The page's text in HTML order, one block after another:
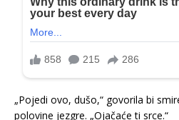
„Pojedi ovo, dušo,“ govorila bi
polovine jezgre. „Ojačaće ti srce.“